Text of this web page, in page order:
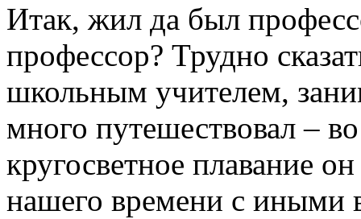
Итак, жил да был
профессор? Трудно
школьным учителем,
много путешествовал –
кругосветное плавание
нашего времени с иными